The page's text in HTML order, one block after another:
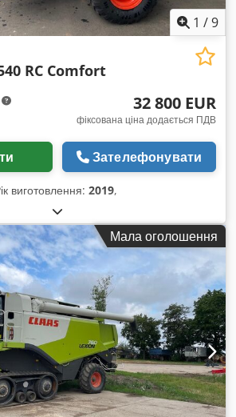
1 /9
RC Comfort
32 800 EUR
фіксована ціна додається ПДВ
Зателефонувати
виготовлення: 2019,
Мала оголошення